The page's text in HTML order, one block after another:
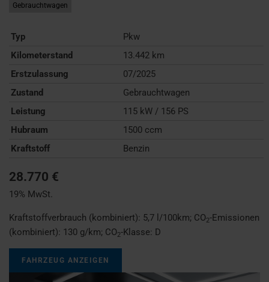
Gebrauchtwagen
Typ
Pkw
Kilometerstand
13.442 km
Erstzulassung
07/2025
Zustand
Gebrauchtwagen
Leistung
115 kW / 156 PS
Hubraum
1500 ccm
Kraftstoff
Benzin
28.770 €
19% MwSt.
Kraftstoffverbrauch (kombiniert): 5,7 l/100km; CO2-Emissionen
(kombiniert): 130 g/km; CO2-Klasse: D
FAHRZEUG ANZEIGEN